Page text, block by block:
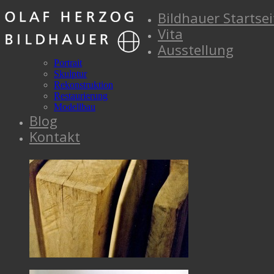
Bildhauer
Vita
Ausstellung
Portrait
Skulptur
Rekonstruktion
Restaurierung
Modellbau
Blog
Kontakt